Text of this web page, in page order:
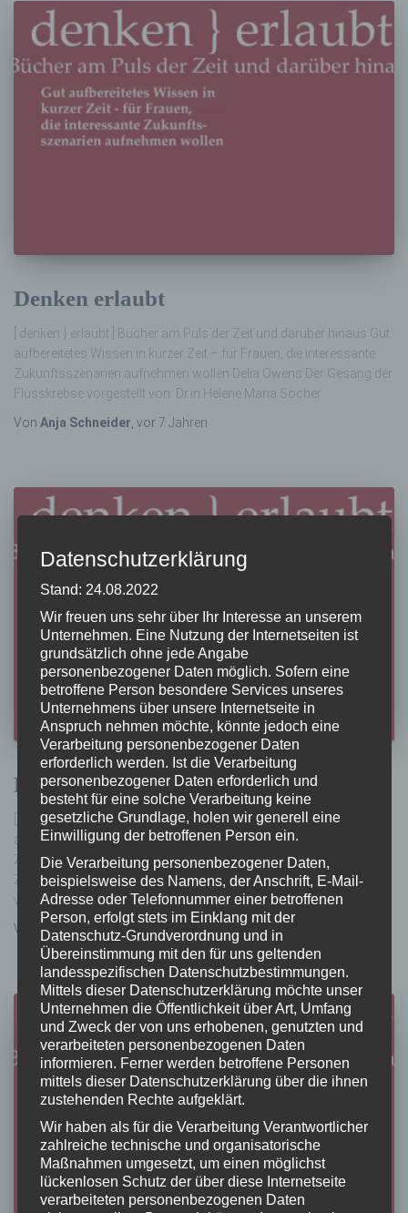
Denken erlaubt
[ denken } erlaubt ] Bücher am Puls der Zeit und darüber hinaus Gut
aufbereitetes Wissen in kurzer Zeit – für Frauen, die interessante
Zukunftsszenarien aufnehmen wollen Delia Owens Der Gesang der
Flusskrebse vorgestellt von: Dr.in Helene Maria Socher
Von Anja Schneider , vor7 Jahren
Denken erlaubt
[ denken } erlaubt ] Bücher am Puls der Zeit und darüber hinaus Gut
aufbereitetes Wissen in kurzer Zeit – für Frauen, die interessante
Zukunftsszenarien aufnehmen wollen Frauenkollektiv RitClique
Zündende Funken. Wiener Feministinnen der 70er Jahre vorgestellt
von: Mag.a Astrid Malle
Von Anja Schneider, vor 7 Jahren
Datenschutzerklärung
Stand: 24.08.2022
Wir freuen uns sehr über Ihr Interesse an unserem
Unternehmen. Eine Nutzung der Internetseiten ist
grundsätzlich ohne jede Angabe
personenbezogener Daten möglich. Sofern eine
betroffene Person besondere Services unseres
Unternehmens über unsere Internetseite in
Anspruch nehmen möchte, könnte jedoch eine
Verarbeitung personenbezogener Daten
erforderlich werden. Ist die Verarbeitung
personenbezogener Daten erforderlich und
besteht für eine solche Verarbeitung keine
gesetzliche Grundlage, holen wir generell eine
Einwilligung der betroffenen Person ein.
Die Verarbeitung personenbezogener Daten,
beispielsweise des Namens, der Anschrift, E-Mail-
Adresse oder Telefonnummer einer betroffenen
Person, erfolgt stets im Einklang mit der
Datenschutz-Grundverordnung und in
Übereinstimmung mit den für uns geltenden
landesspezifischen Datenschutzbestimmungen.
Mittels dieser Datenschutzerklärung möchte unser
Unternehmen die Öffentlichkeit über Art, Umfang
und Zweck der von uns erhobenen, genutzten und
verarbeiteten personenbezogenen Daten
informieren. Ferner werden betroffene Personen
mittels dieser Datenschutzerklärung über die ihnen
zustehenden Rechte aufgeklärt.
Wir haben als für die Verarbeitung Verantwortlicher
zahlreiche technische und organisatorische
Maßnahmen umgesetzt, um einen möglichst
lückenlosen Schutz der über diese Internetseite
verarbeiteten personenbezogenen Daten